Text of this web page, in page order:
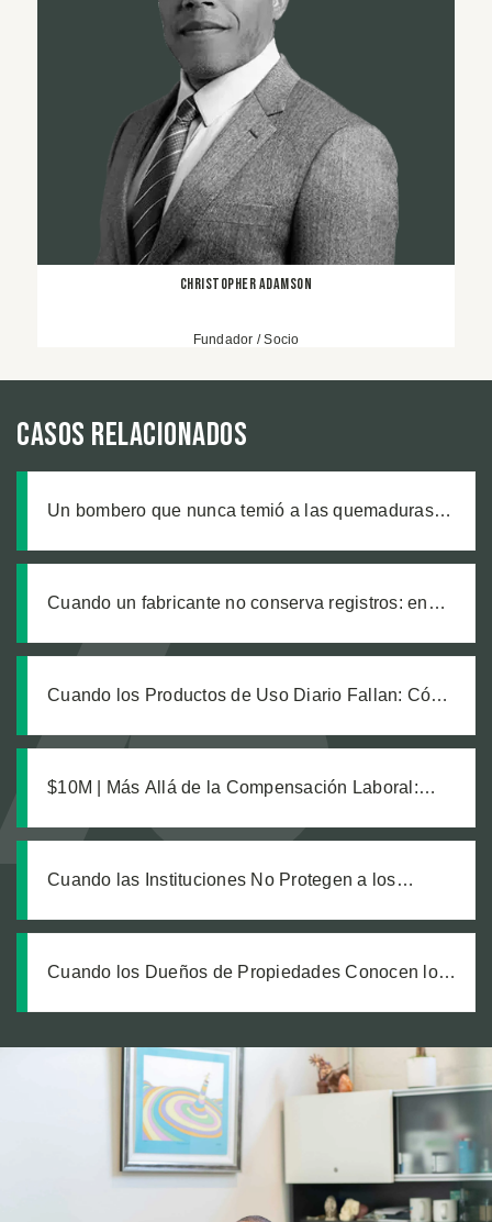
Christopher Adamson
Fundador / Socio
Casos relacionados
Un bombero que nunca temió a las quemaduras,
Cuando un fabricante no conserva registros: en
Cuando los Productos de Uso Diario Fallan: Cómo
$10M | Más Allá de la Compensación Laboral:
Cuando las Instituciones No Protegen a los
Cuando los Dueños de Propiedades Conocen los
Resbalón y Caída